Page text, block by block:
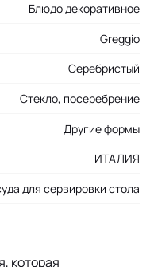
Блюдо декоративное
Greggio
Серебристый
Стекло, посеребрение
Другие формы
ИТАЛИЯ
для сервировки стола
которая